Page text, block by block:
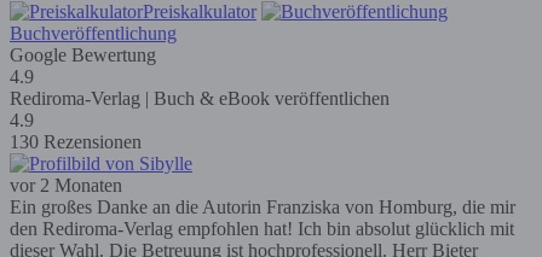
Preiskalkulator
Buchveröffentlichung
Google Bewertung
4.9
Rediroma-Verlag | Buch & eBook veröffentlichen
4.9
130 Rezensionen
vor 2 Monaten
Ein großes Danke an die Autorin Franziska von Homburg, die mir
den Rediroma-Verlag empfohlen hat! Ich bin absolut glücklich mit
dieser Wahl. Die Betreuung ist hochprofessionell. Herr Bieter